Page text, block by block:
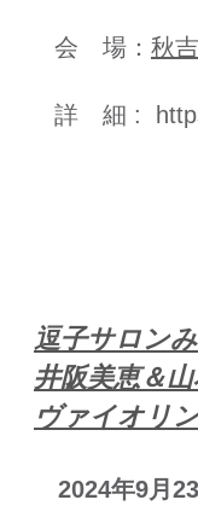
会 場： 秋
​詳 細 :
逗子サロン
井阪美恵＆
ヴァイオリ
2024年9月